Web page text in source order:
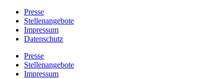
Presse
Stellenangebote
Impressum
Datenschutz
Presse
Stellenangebote
Impressum